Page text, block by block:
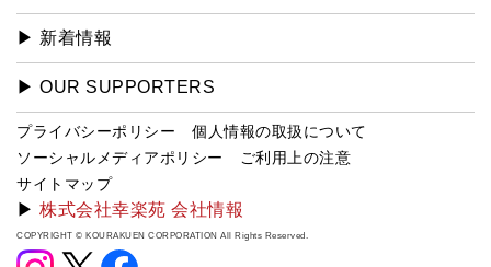
▶︎ 新着情報
▶︎ OUR SUPPORTERS
プライバシーポリシー
個人情報の取扱について
ソーシャルメディアポリシー
ご利用上の注意
サイトマップ
▶ 株式会社幸楽苑 会社情報
COPYRIGHT © KOURAKUEN CORPORATION All Rights Reserved.